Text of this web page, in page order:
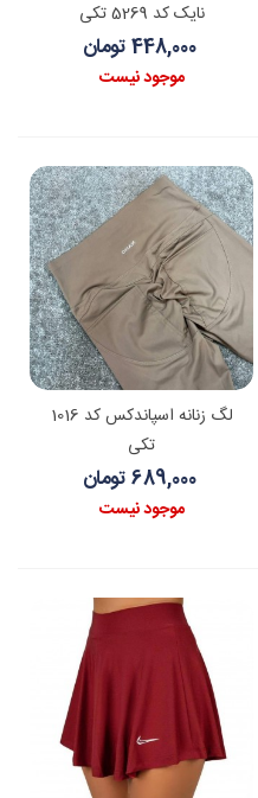
نایک کد 5269 تکی
448,000 تومان
موجود نیست
لگ زنانه اسپاندکس کد 1016
تکی
689,000 تومان
موجود نیست